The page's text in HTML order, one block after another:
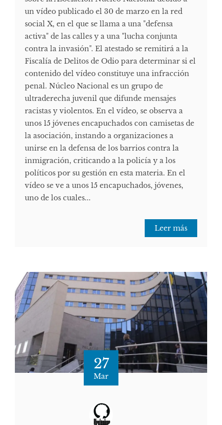
un vídeo publicado el 30 de marzo en la red
social X, en el que se llama a una "defensa
activa" de las calles y a una "lucha conjunta
contra la invasión". El atestado se remitirá a la
Fiscalía de Delitos de Odio para determinar si el
contenido del vídeo constituye una infracción
penal. ​ Núcleo Nacional es un grupo de
ultraderecha juvenil que difunde mensajes
racistas y violentos. En el vídeo, se observa a
unos 15 jóvenes encapuchados con camisetas de
la asociación, instando a organizaciones a
unirse en la defensa de los barrios contra la
inmigración, criticando a la policía y a los
políticos por su gestión en esta materia. ​ En el
vídeo se ve a unos 15 encapuchados, jóvenes,
uno de los cuales...
Leer más
27
Mar